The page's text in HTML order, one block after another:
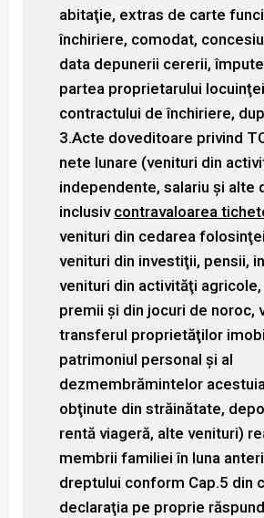
abitaţie, extras de carte
închiriere, comodat,
data depunerii cererii,
partea proprietarului
contractului de închiriere,
3.Acte doveditoare privind
nete lunare (venituri din
independente, salariu şi alte
inclusiv contravaloarea
venituri din cedarea
venituri din investiţii, pensii,
venituri din activităţi
premii şi din jocuri de noroc,
transferul proprietăţilor
patrimoniul personal şi al
dezmembrămintelor
obţinute din străinătate,
rentă viageră, alte venituri)
membrii familiei în luna
dreptului conform Cap.5 din
declaraţia pe proprie